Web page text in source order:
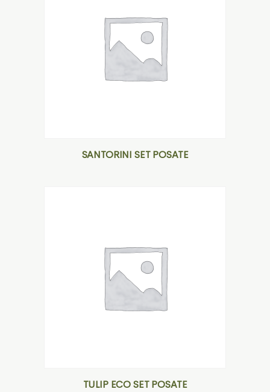
SANTORINI SET POSATE
TULIP ECO SET POSATE